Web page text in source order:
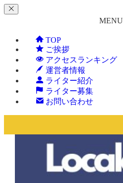
MENU
TOP
ご挨拶
アクセスランキング
運営者情報
ライター紹介
ライター募集
お問い合わせ